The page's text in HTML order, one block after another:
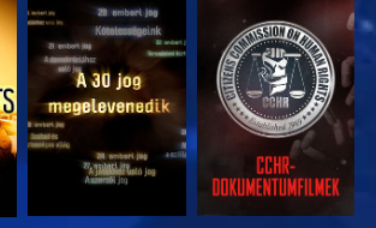
MŰSORNÉZÉS MŰSORNÉZÉS